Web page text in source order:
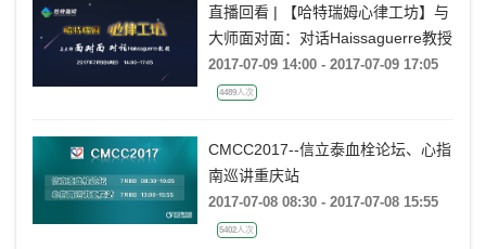
直播回看 | 【哈特瑞姆心律工坊】与
大师面对面：对话Haissaguerre教授
2017-07-09 14:00 - 2017-07-09 17:05
4489人次
CMCC2017--信立泰血栓论坛、心指
南巡讲重庆站
2017-07-08 08:30 - 2017-07-08 15:55
5402人次